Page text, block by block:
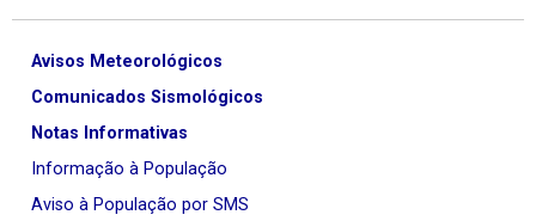
Avisos Meteorológicos
Comunicados Sismológicos
Notas Informativas
Informação à População
Aviso à População por SMS